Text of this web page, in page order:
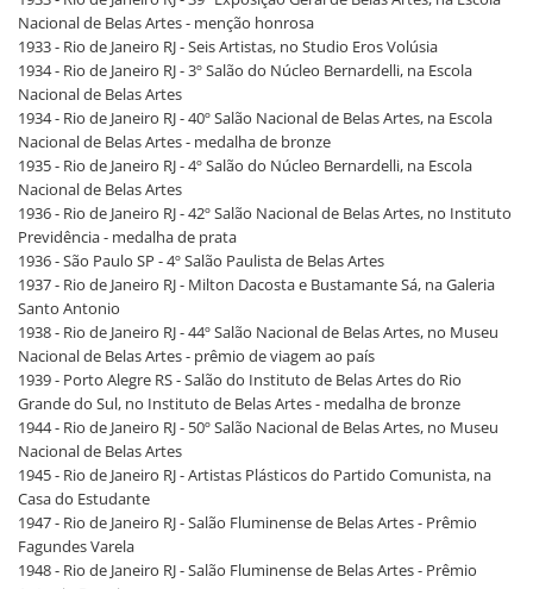
Nacional de Belas Artes - menção honrosa
1933 - Rio de Janeiro RJ - Seis Artistas, no Studio Eros Volúsia
1934 - Rio de Janeiro RJ - 3º Salão do Núcleo Bernardelli, na Escola
Nacional de Belas Artes
1934 - Rio de Janeiro RJ - 40º Salão Nacional de Belas Artes, na Escola
Nacional de Belas Artes - medalha de bronze
1935 - Rio de Janeiro RJ - 4º Salão do Núcleo Bernardelli, na Escola
Nacional de Belas Artes
1936 - Rio de Janeiro RJ - 42º Salão Nacional de Belas Artes, no Instituto
Previdência - medalha de prata
1936 - São Paulo SP - 4º Salão Paulista de Belas Artes
1937 - Rio de Janeiro RJ - Milton Dacosta e Bustamante Sá, na Galeria
Santo Antonio
1938 - Rio de Janeiro RJ - 44º Salão Nacional de Belas Artes, no Museu
Nacional de Belas Artes - prêmio de viagem ao país
1939 - Porto Alegre RS - Salão do Instituto de Belas Artes do Rio
Grande do Sul, no Instituto de Belas Artes - medalha de bronze
1944 - Rio de Janeiro RJ - 50º Salão Nacional de Belas Artes, no Museu
Nacional de Belas Artes
1945 - Rio de Janeiro RJ - Artistas Plásticos do Partido Comunista, na
Casa do Estudante
1947 - Rio de Janeiro RJ - Salão Fluminense de Belas Artes - Prêmio
Fagundes Varela
1948 - Rio de Janeiro RJ - Salão Fluminense de Belas Artes - Prêmio